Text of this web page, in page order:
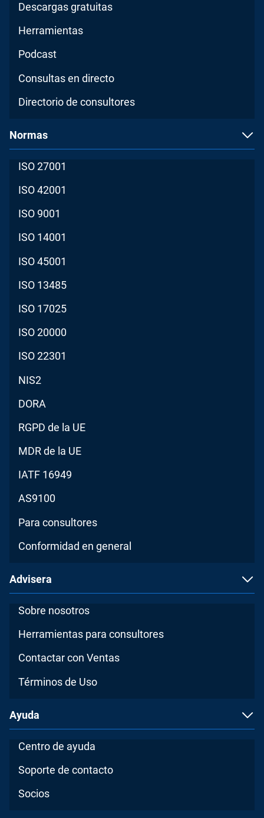
Descargas gratuitas
Herramientas
Podcast
Consultas en directo
Directorio de consultores
Normas
ISO 27001
ISO 42001
ISO 9001
ISO 14001
ISO 45001
ISO 13485
ISO 17025
ISO 20000
ISO 22301
NIS2
DORA
RGPD de la UE
MDR de la UE
IATF 16949
AS9100
Para consultores
Conformidad en general
Advisera
Sobre nosotros
Herramientas para consultores
Contactar con Ventas
Términos de Uso
Ayuda
Centro de ayuda
Soporte de contacto
Socios